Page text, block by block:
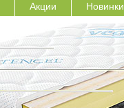
Акции Новинки